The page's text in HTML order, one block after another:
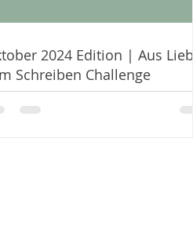
2024 Edition | Aus Liebe
Schreiben Challenge